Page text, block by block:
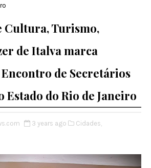
Cultura, Turismo,
de Italva marca
de Secretários
Estado do Rio de Janeiro
3 years ago Cidades,